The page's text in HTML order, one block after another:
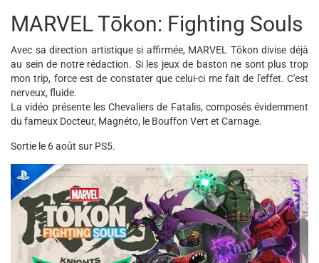
MARVEL Tōkon: Fighting Souls
Avec sa direction artistique si affirmée, MARVEL Tōkon divise déjà
au sein de notre rédaction. Si les jeux de baston ne sont plus trop
mon trip, force est de constater que celui-ci me fait de l'effet. C'est
nerveux, fluide.
La vidéo présente les Chevaliers de Fatalis, composés évidemment
du fameux Docteur, Magnéto, le Bouffon Vert et Carnage.
Sortie le 6 août sur PS5.